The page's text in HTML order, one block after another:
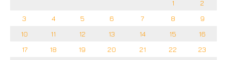
1
2
3
4 5 6 7 8
9
10
11 12 13 14 15
16
17
18 19 20 21 22
23